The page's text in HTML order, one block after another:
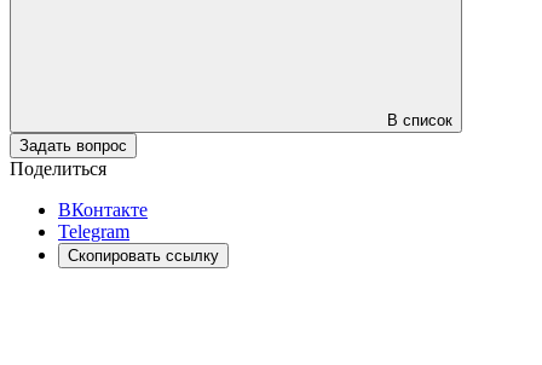
В список
Задать вопрос
Поделиться
ВКонтакте
Telegram
Скопировать ссылку